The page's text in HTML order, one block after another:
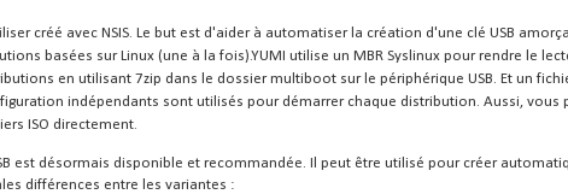
créé avec NSIS. Le but est d'aider à automatiser la création d'une clé USB
basées sur Linux (une à la fois).YUMI utilise un MBR Syslinux pour rendre le
en utilisant 7zip dans le dossier multiboot sur le périphérique USB. Et un
indépendants sont utilisés pour démarrer chaque distribution. Aussi, vous
ISO directement.
est désormais disponible et recommandée. Il peut être utilisé pour créer
différences entre les variantes :